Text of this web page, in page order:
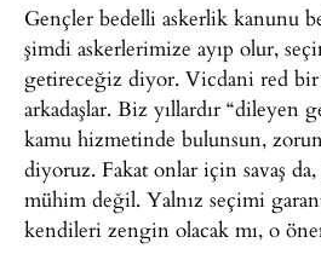
Gençler bedelli askerlik kanunu
şimdi askerlerimize ayıp olur,
getireceğiz diyor. Vicdani red bir
arkadaşlar. Biz yıllardır “dileyen
kamu hizmetinde bulunsun,
diyoruz. Fakat onlar için savaş da,
mühim değil. Yalnız seçimi
kendileri zengin olacak mı, o